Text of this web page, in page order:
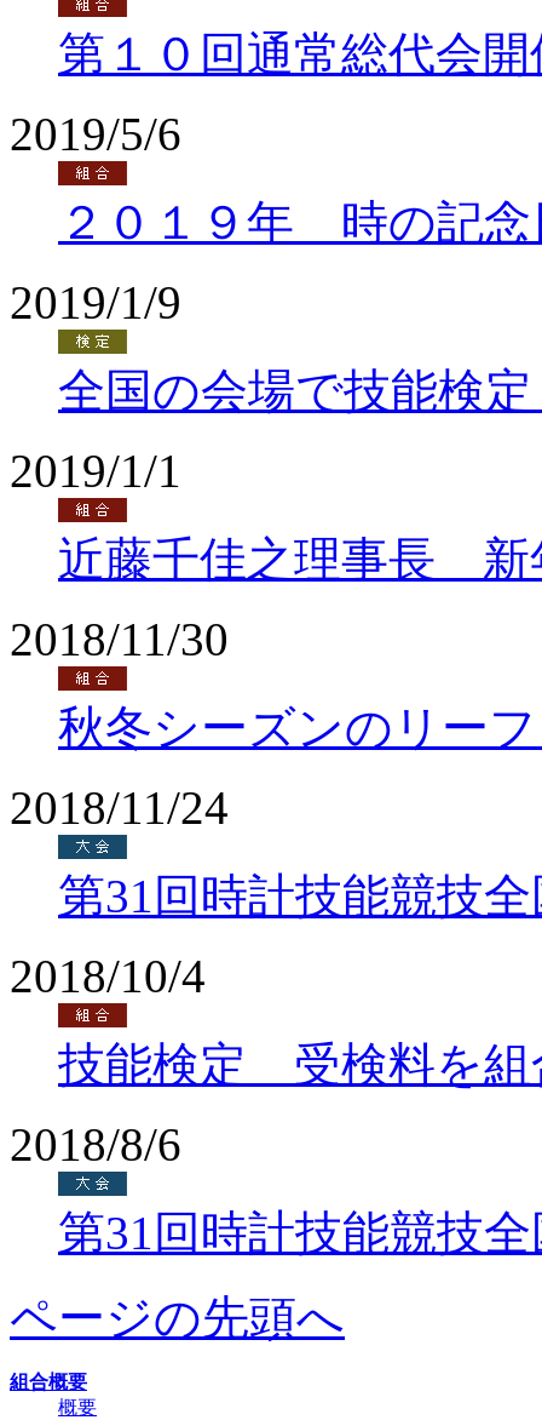
第１０回通常総代会開
2019/5/6
２０１９年 時の記
2019/1/9
全国の会場で技能検
2019/1/1
近藤千佳之理事長 新
2018/11/30
秋冬シーズンのリー
2018/11/24
第31回時計技能競技
2018/10/4
技能検定 受検料を組
2018/8/6
第31回時計技能競技
ページの先頭へ
組合概要
概要